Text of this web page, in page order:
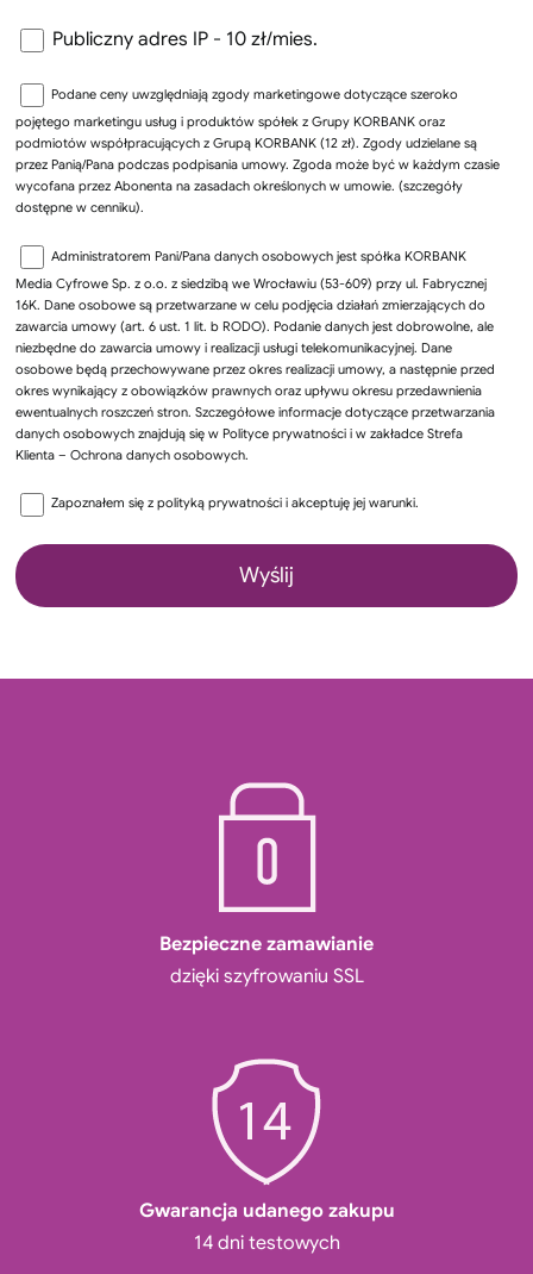
Publiczny adres IP - 10 zł/mies.
Podane ceny uwzględniają zgody marketingowe dotyczące szeroko
pojętego marketingu usług i produktów spółek z Grupy KORBANK oraz
podmiotów współpracujących z Grupą KORBANK (12 zł). Zgody udzielane są
przez Panią/Pana podczas podpisania umowy. Zgoda może być w każdym czasie
wycofana przez Abonenta na zasadach określonych w umowie. (szczegóły
dostępne w cenniku).
Administratorem Pani/Pana danych osobowych jest spółka KORBANK
Media Cyfrowe Sp. z o.o. z siedzibą we Wrocławiu (53-609) przy ul. Fabrycznej
16K. Dane osobowe są przetwarzane w celu podjęcia działań zmierzających do
zawarcia umowy (art. 6 ust. 1 lit. b RODO). Podanie danych jest dobrowolne, ale
niezbędne do zawarcia umowy i realizacji usługi telekomunikacyjnej. Dane
osobowe będą przechowywane przez okres realizacji umowy, a następnie przed
okres wynikający z obowiązków prawnych oraz upływu okresu przedawnienia
ewentualnych roszczeń stron. Szczegółowe informacje dotyczące przetwarzania
danych osobowych znajdują się w Polityce prywatności i w zakładce Strefa
Klienta – Ochrona danych osobowych.
Zapoznałem się zpolityką prywatnościi akceptuję jej warunki.
Bezpieczne zamawianie
dzięki szyfrowaniu SSL
Gwarancja udanego zakupu
14 dni testowych